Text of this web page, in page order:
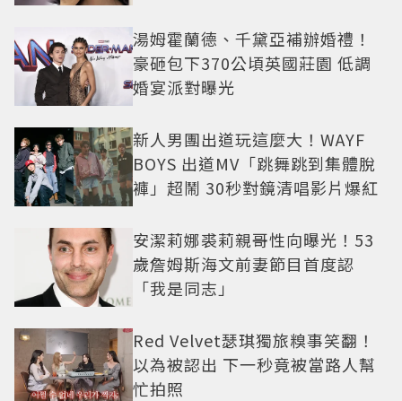
湯姆霍蘭德、千黛亞補辦婚禮！
豪砸包下370公頃英國莊園 低調
婚宴派對曝光
新人男團出道玩這麼大！WAYF
BOYS 出道MV「跳舞跳到集體脫
褲」超鬧 30秒對鏡清唱影片爆紅
安潔莉娜裘莉親哥性向曝光！53
歲詹姆斯海文前妻節目首度認
「我是同志」
Red Velvet瑟琪獨旅糗事笑翻！
以為被認出 下一秒竟被當路人幫
忙拍照